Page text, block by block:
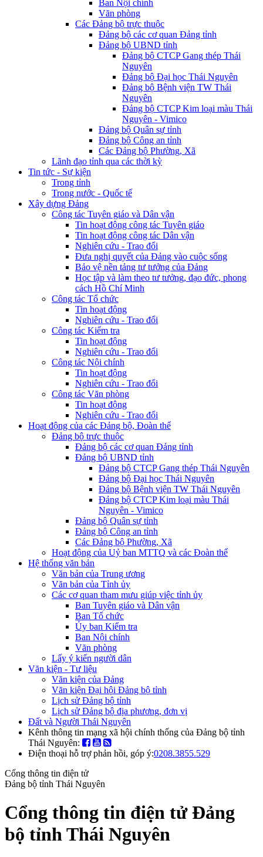
Ban Nội chính
Văn phòng
Các Đảng bộ trực thuộc
Đảng bộ các cơ quan Đảng tỉnh
Đảng bộ UBND tỉnh
Đảng bộ CTCP Gang thép Thái
Nguyên
Đảng bộ Đại học Thái Nguyên
Đảng bộ Bệnh viện TW Thái
Nguyên
Đảng bộ CTCP Kim loại màu Thái
Nguyên - Vimico
Đảng bộ Quân sự tỉnh
Đảng bộ Công an tỉnh
Các Đảng bộ Phường, Xã
Lãnh đạo tỉnh qua các thời kỳ
Tin tức - Sự kiện
Trong tỉnh
Trong nước - Quốc tế
Xây dựng Đảng
Công tác Tuyên giáo và Dân vận
Tin hoạt động công tác Tuyên giáo
Tin hoạt động công tác Dân vận
Nghiên cứu - Trao đổi
Đưa nghị quyết của Đảng vào cuộc sống
Bảo vệ nền tảng tư tưởng của Đảng
Học tập và làm theo tư tưởng, đạo đức, phong
cách Hồ Chí Minh
Công tác Tổ chức
Tin hoạt động
Nghiên cứu - Trao đổi
Công tác Kiểm tra
Tin hoạt động
Nghiên cứu - Trao đổi
Công tác Nội chính
Tin hoạt động
Nghiên cứu - Trao đổi
Công tác Văn phòng
Tin hoạt động
Nghiên cứu - Trao đổi
Hoạt động của các Đảng bộ, Đoàn thể
Đảng bộ trực thuộc
Đảng bộ các cơ quan Đảng tỉnh
Đảng bộ UBND tỉnh
Đảng bộ CTCP Gang thép Thái Nguyên
Đảng bộ Đại học Thái Nguyên
Đảng bộ Bệnh viện TW Thái Nguyên
Đảng bộ CTCP Kim loại màu Thái
Nguyên - Vimico
Đảng bộ Quân sự tỉnh
Đảng bộ Công an tỉnh
Các Đảng bộ Phường, Xã
Hoạt động của Uỷ ban MTTQ và các Đoàn thể
Hệ thống văn bản
Văn bản của Trung ương
Văn bản của Tỉnh ủy
Các cơ quan tham mưu giúp việc tỉnh ủy
Ban Tuyên giáo và Dân vận
Ban Tổ chức
Ủy ban Kiểm tra
Ban Nội chính
Văn phòng
Lấy ý kiến người dân
Văn kiện - Tư liệu
Văn kiện của Đảng
Văn kiện Đại hội Đảng bộ tỉnh
Lịch sử Đảng bộ tỉnh
Lịch sử Đảng bộ địa phương, đơn vị
Đất và Người Thái Nguyên
Kênh thông tin mạng xã hội chính thống của Đảng bộ tỉnh
Thái Nguyên:
Điện thoại hỗ trợ phản hồi, góp ý:0208.3855.529
Cổng thông tin điện tử
Đảng bộ tỉnh Thái Nguyên
Cổng thông tin điện tử Đảng
bộ tỉnh Thái Nguyên